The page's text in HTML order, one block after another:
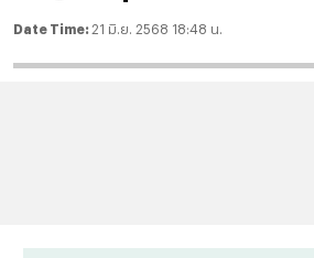
Date Time: 21 มิ.ย. 2568 18:48 น.